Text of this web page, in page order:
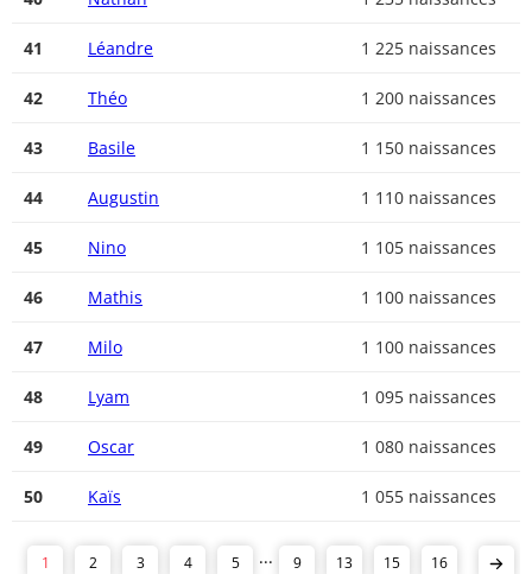
41 Léandre 1 225 naissances
42 Théo 1 200 naissances
43 Basile 1 150 naissances
44 Augustin 1 110 naissances
45 Nino 1 105 naissances
46 Mathis 1 100 naissances
47 Milo 1 100 naissances
48 Lyam 1 095 naissances
49 Oscar 1 080 naissances
50 Kaïs 1 055 naissances
1 2 3 4 5 ... 9 13 15 16